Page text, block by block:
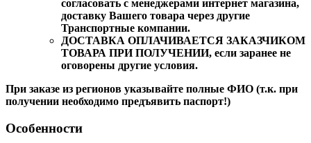
согласовать с менеджерами интернет магазина,
доставку Вашего товара через другие
Транспортные компании.
ДОСТАВКА ОПЛАЧИВАЕТСЯ ЗАКАЗЧИКОМ
ТОВАРА ПРИ ПОЛУЧЕНИИ, если заранее не
оговорены другие условия.
При заказе из регионов указывайте полные ФИО (т.к. при
получении необходимо предъявить паспорт!)
Особенности